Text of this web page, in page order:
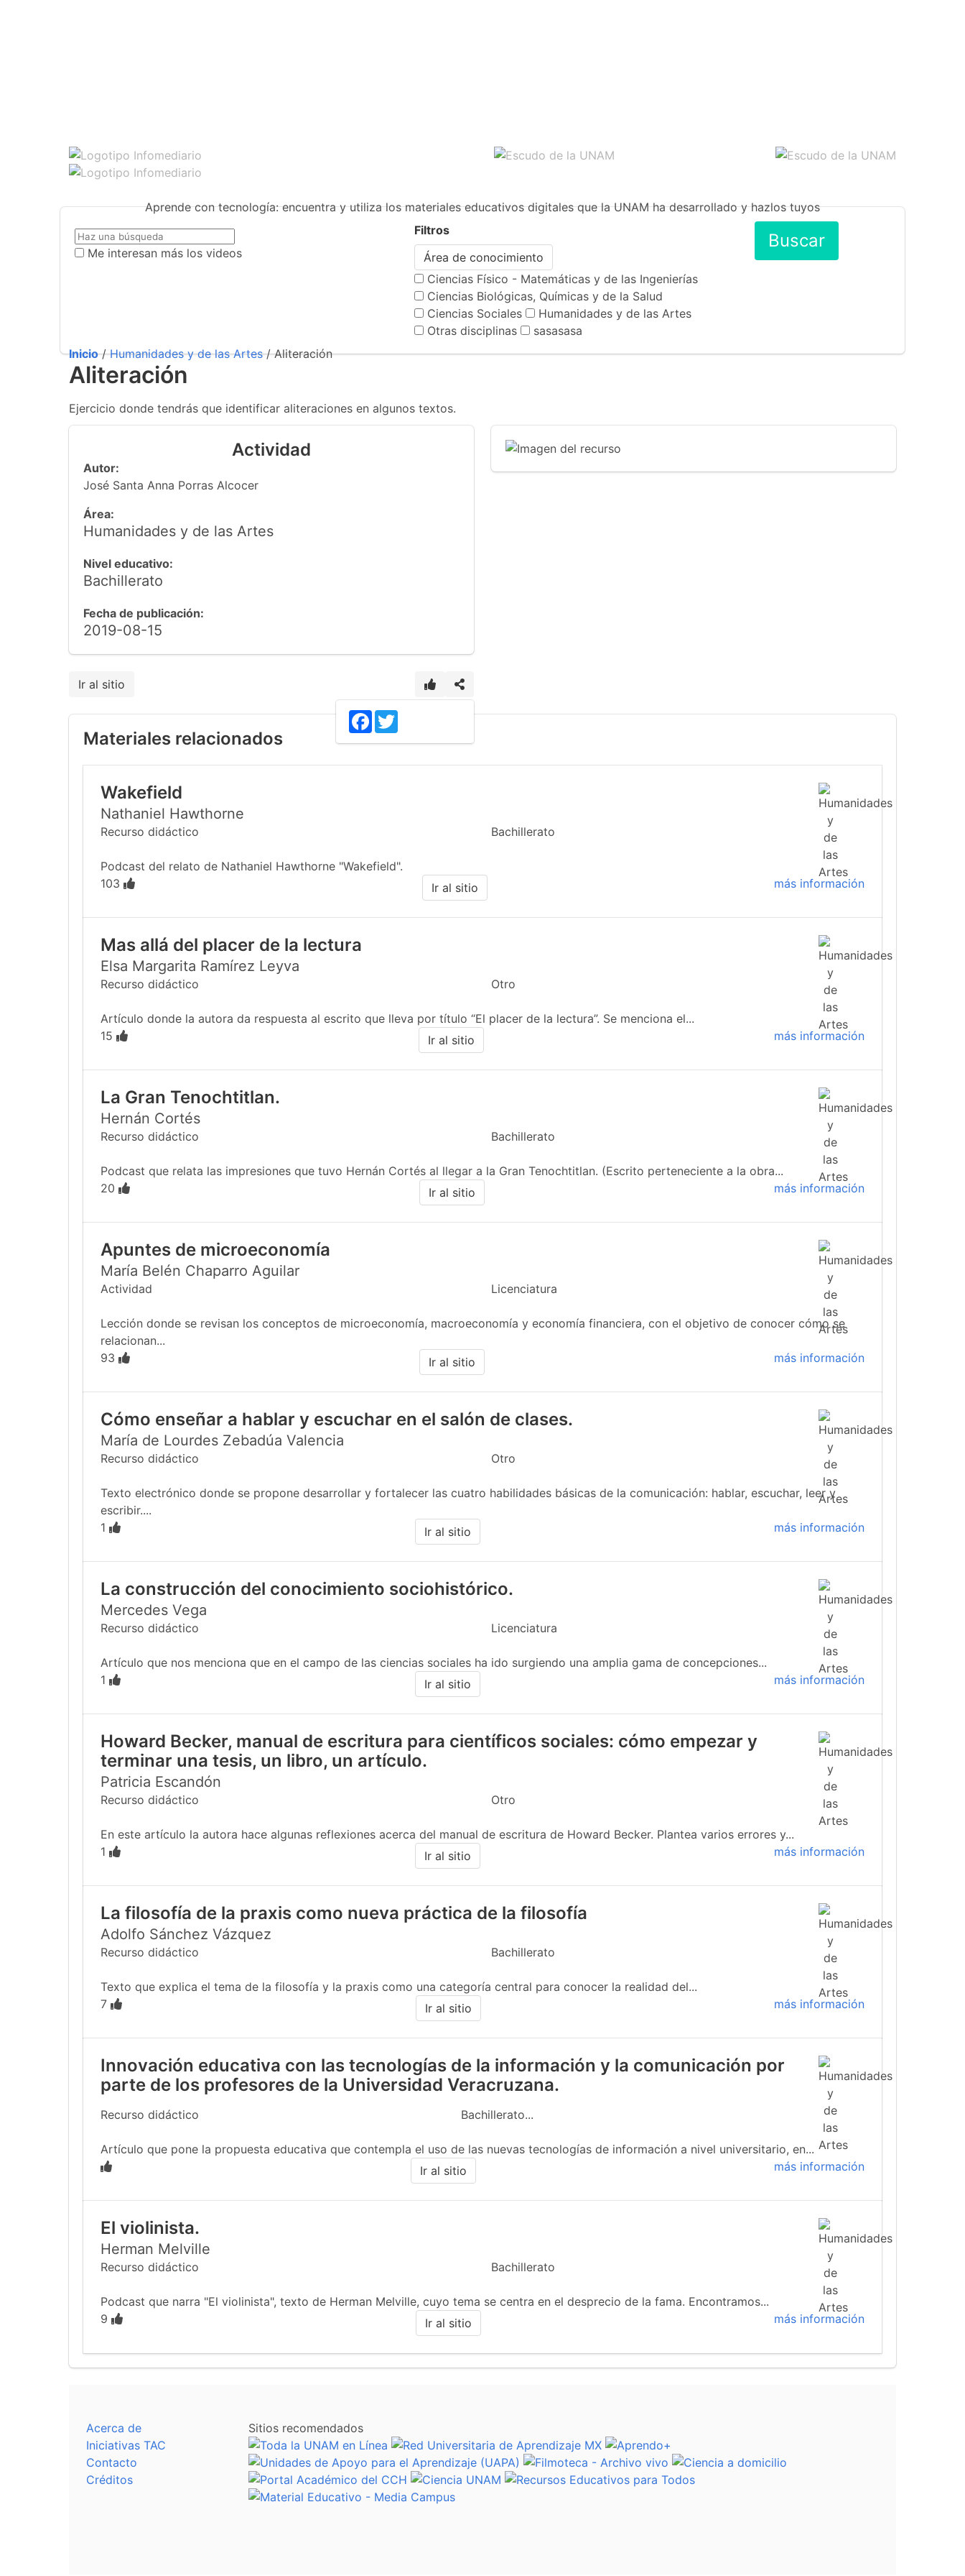
Aprende con tecnología: encuentra y utiliza los materiales educativos digitales que la UNAM ha desarrollado y hazlos tuyos
Me interesan más los videos
Filtros
Área de conocimiento
Ciencias Físico - Matemáticas y de las Ingenierías
Ciencias Biológicas, Químicas y de la Salud
Ciencias Sociales
Humanidades y de las Artes
Otras disciplinas
sasasasa
Buscar
Inicio/Humanidades y de las Artes/ Aliteración
Aliteración
Ejercicio donde tendrás que identificar aliteraciones en algunos textos.
Actividad
Autor:
José Santa Anna Porras Alcocer
Área:
Humanidades y de las Artes
Nivel educativo:
Bachillerato
Fecha de publicación:
2019-08-15
Ir al sitio
Facebook
Materiales relacionados
Wakefield
Nathaniel Hawthorne
Recurso didáctico Bachillerato
Podcast del relato de Nathaniel Hawthorne "Wakefield".
103
más información
Ir al sitio
Mas allá del placer de la lectura
Elsa Margarita Ramírez Leyva
Recurso didáctico Otro
Artículo donde la autora da respuesta al escrito que lleva por título “El placer de la lectura”. Se menciona el...
15
más información
Ir al sitio
La Gran Tenochtitlan.
Hernán Cortés
Recurso didáctico Bachillerato
Podcast que relata las impresiones que tuvo Hernán Cortés al llegar a la Gran Tenochtitlan. (Escrito perteneciente a la obra...
20
más información
Ir al sitio
Apuntes de microeconomía
María Belén Chaparro Aguilar
Actividad Licenciatura
Lección donde se revisan los conceptos de microeconomía, macroeconomía y economía financiera, con el objetivo de conocer cómo se
relacionan...
93
más información
Ir al sitio
Cómo enseñar a hablar y escuchar en el salón de clases.
María de Lourdes Zebadúa Valencia
Recurso didáctico Otro
Texto electrónico donde se propone desarrollar y fortalecer las cuatro habilidades básicas de la comunicación: hablar, escuchar, leer y
escribir....
1
más información
Ir al sitio
La construcción del conocimiento sociohistórico.
Mercedes Vega
Recurso didáctico Licenciatura
Artículo que nos menciona que en el campo de las ciencias sociales ha ido surgiendo una amplia gama de concepciones...
1
más información
Ir al sitio
Howard Becker, manual de escritura para científicos sociales: cómo empezar y
terminar una tesis, un libro, un artículo.
Patricia Escandón
Recurso didáctico Otro
En este artículo la autora hace algunas reflexiones acerca del manual de escritura de Howard Becker. Plantea varios errores y...
1
más información
Ir al sitio
La filosofía de la praxis como nueva práctica de la filosofía
Adolfo Sánchez Vázquez
Recurso didáctico Bachillerato
Texto que explica el tema de la filosofía y la praxis como una categoría central para conocer la realidad del...
7
más información
Ir al sitio
Innovación educativa con las tecnologías de la información y la comunicación por
parte de los profesores de la Universidad Veracruzana.
Recurso didáctico Bachillerato...
Artículo que pone la propuesta educativa que contempla el uso de las nuevas tecnologías de información a nivel universitario, en...
más información
Ir al sitio
El violinista.
Herman Melville
Recurso didáctico Bachillerato
Podcast que narra "El violinista", texto de Herman Melville, cuyo tema se centra en el desprecio de la fama. Encontramos...
9
más información
Ir al sitio
Acerca de
Iniciativas TAC
Contacto
Créditos
Sitios recomendados